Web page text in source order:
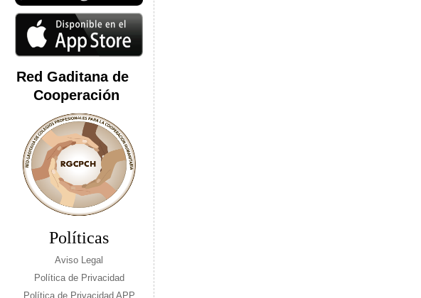
Red Gaditana de
Cooperación
Políticas
Aviso Legal
Política de Privacidad
Política de Privacidad APP